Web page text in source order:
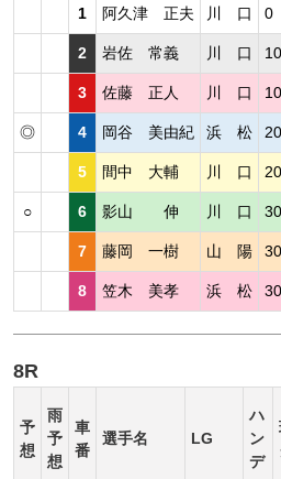
1 阿久津 正夫 川 口 0
2 岩佐 常義 川 口 10
3 佐藤 正人 川 口 10
◎ 4 岡谷 美由紀 浜 松 20
5 間中 大輔 川 口 20
○ 6 影山 伸 川 口 30
7 藤岡 一樹 山 陽 30
8 笠木 美孝 浜 松 30
8R
予
想
雨
予
想
車
番
選手名 LG
ハ
ン
デ